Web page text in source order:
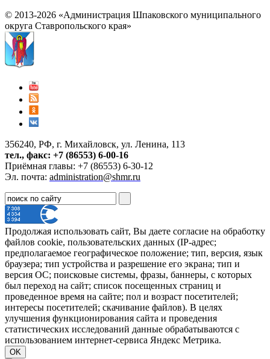
© 2013-2026 «Администрация Шпаковского муниципального
округа Ставропольского края»
356240, РФ, г. Михайловск, ул. Ленина, 113
тел., факс: +7 (86553) 6-00-16
Приёмная главы: +7 (86553) 6-30-12
Эл. почта: administration@shmr.ru
Продолжая использовать сайт, Вы даете согласие на обработку
файлов cookie, пользовательских данных (IP-адрес;
предполагаемое географическое положение; тип, версия, язык
браузера; тип устройства и разрешение его экрана; тип и
версия ОС; поисковые системы, фразы, баннеры, с которых
был переход на сайт; список посещенных страниц и
проведенное время на сайте; пол и возраст посетителей;
интересы посетителей; скачивание файлов). В целях
улучшения функционирования сайта и проведения
статистических исследований данные обрабатываются с
использованием интернет-сервиса Яндекс Метрика.
OK